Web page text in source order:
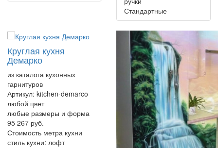
Стандартные
Круглая кухня
Демарко
из каталога кухонных
гарнитуров
Артикул: kitchen-demarco
любой цвет
любые размеры и форма
95 267 руб.
Стоимость метра кухни
стиль кухни: лофт